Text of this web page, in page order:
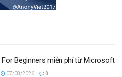
For Beginners miễn phí từ Microsoft
07/08/2026 0